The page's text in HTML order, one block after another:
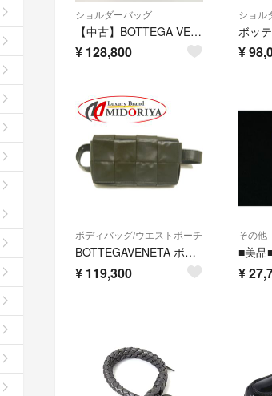
ショルダーバッグ
【中古】BOTTEGA VENETA ボッテガヴェネタ イントレチャート ナッパ フラップ ショルダーバッグ レザー ブルー ヴィンテージ レディース HIBUOCHI VINTAGE hboc260804a04
¥ 128,800
ショル
¥
ボディバッグ/ウエストポーチ
BOTTEGAVENETA ボッテガヴェネタ カセット マキシイントレチャート ウエストバッグ レザー カーキ レディース /254155【中古】
¥ 119,300
その他
¥